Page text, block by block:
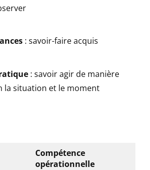
: savoir-faire acquis
: savoir agir de manière
la situation et le moment
Compétence
opérationnelle